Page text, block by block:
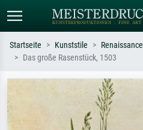
Suchen Sie nach Künstlern, Werktiteln
oder Stilen – z.B. Monet,
Sternennacht, Impressionismus, Welle
Hokusai, Akt.
Startseite Kunststile Renaissance
Das große Rasenstück, 1503